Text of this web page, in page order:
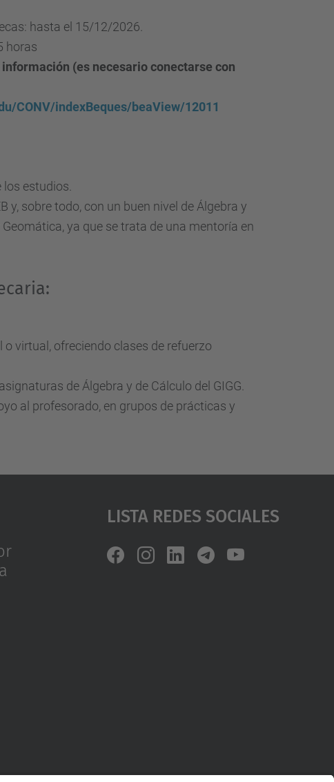
hasta el 15/12/2026.
horas
(es necesario conectarse con
CONV/indexBeques/beaView/12011
estudios.
y, sobre todo, con un buen nivel de Álgebra y
ya que se trata de una mentoría en
virtual, ofreciendo clases de refuerzo
de Álgebra y de Cálculo del GIGG.
al profesorado, en grupos de prácticas y
Lista Redes Sociales